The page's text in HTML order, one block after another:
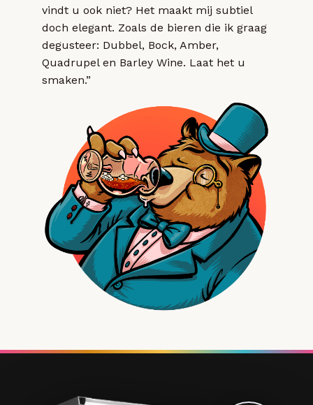
vindt u ook niet? Het maakt mij subtiel
doch elegant. Zoals de bieren die ik graag
degusteer: Dubbel, Bock, Amber,
Quadrupel en Barley Wine. Laat het u
smaken.”